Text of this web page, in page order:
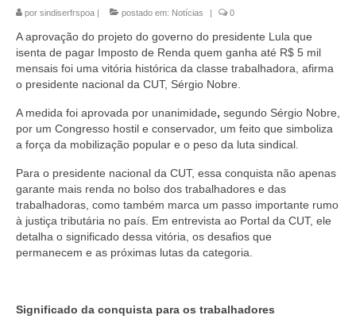
por sindiserfrspoa | postado em: Notícias | 0
A aprovação do projeto do governo do presidente Lula que
isenta de pagar Imposto de Renda quem ganha até R$ 5 mil
mensais foi uma vitória histórica da classe trabalhadora, afirma
o presidente nacional da CUT, Sérgio Nobre.
A medida foi aprovada por unanimidade, segundo Sérgio Nobre,
por um Congresso hostil e conservador, um feito que simboliza
a força da mobilização popular e o peso da luta sindical.
Para o presidente nacional da CUT, essa conquista não apenas
garante mais renda no bolso dos trabalhadores e das
trabalhadoras, como também marca um passo importante rumo
à justiça tributária no país. Em entrevista ao Portal da CUT, ele
detalha o significado dessa vitória, os desafios que
permanecem e as próximas lutas da categoria.
Significado da conquista para os trabalhadores